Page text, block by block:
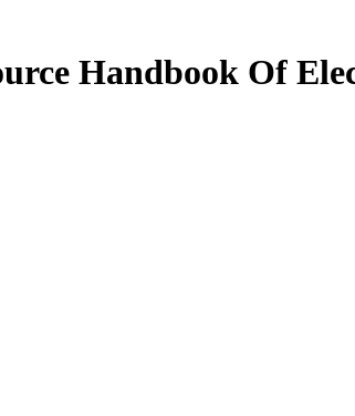
Handbook Of